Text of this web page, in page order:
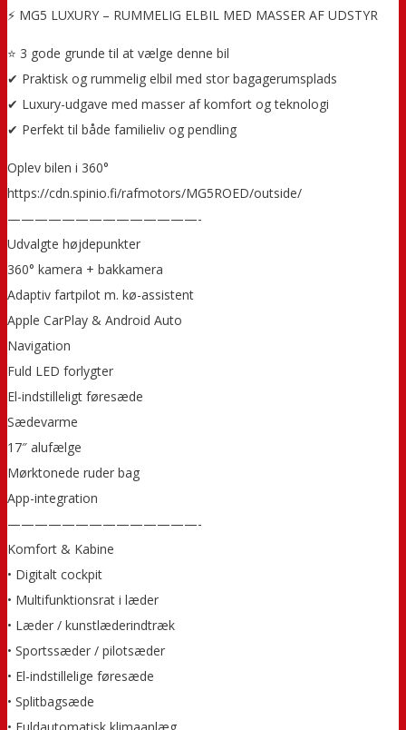
⚡ MG5 LUXURY – RUMMELIG ELBIL MED MASSER AF UDSTYR
⭐ 3 gode grunde til at vælge denne bil
✔ Praktisk og rummelig elbil med stor bagagerumsplads
✔ Luxury-udgave med masser af komfort og teknologi
✔ Perfekt til både familieliv og pendling
Oplev bilen i 360°
https://cdn.spinio.fi/rafmotors/MG5ROED/outside/
——————————————-
Udvalgte højdepunkter
360° kamera + bakkamera
Adaptiv fartpilot m. kø-assistent
Apple CarPlay & Android Auto
Navigation
Fuld LED forlygter
El-indstilleligt føresæde
Sædevarme
17″ alufælge
Mørktonede ruder bag
App-integration
——————————————-
Komfort & Kabine
• Digitalt cockpit
• Multifunktionsrat i læder
• Læder / kunstlæderindtræk
• Sportssæder / pilotsæder
• El-indstillelige føresæde
• Splitbagsæde